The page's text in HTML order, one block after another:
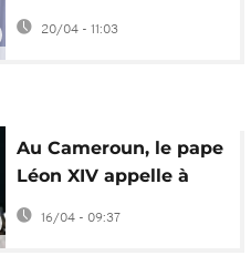
"construire l'espoir
pour l'avenir"
20/04 - 11:03
Au Cameroun, le pape
Léon XIV appelle à
"briser les chaînes de
16/04 - 09:37